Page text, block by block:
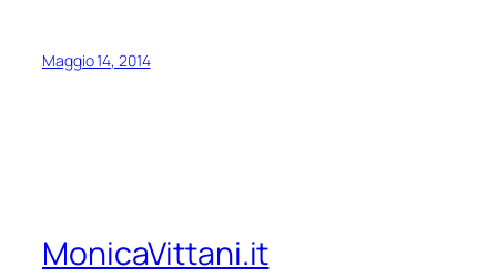
Maggio 14, 2014
MonicaVittani.it